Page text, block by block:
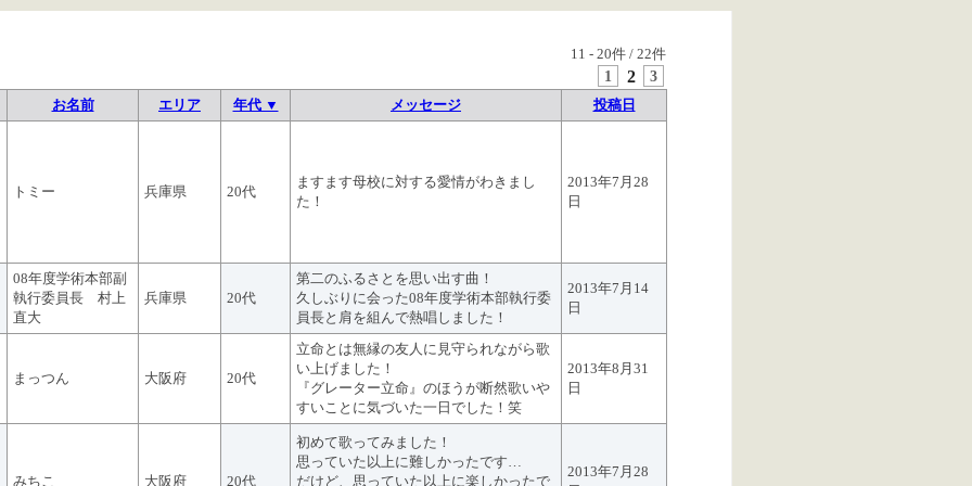
11 - 20件 / 22件
1 2 3
お名前 エリア 年代 ▼ メッセージ 投稿日
トミー 兵庫県 20代
ますます母校に対する愛情がわきまし
た！
2013年7月28
日
08年度学術本部副
執行委員長 村上
直大
兵庫県 20代
第二のふるさとを思い出す曲！
久しぶりに会った08年度学術本部執行委
員長と肩を組んで熱唱しました！
2013年7月14
日
まっつん 大阪府 20代
立命とは無縁の友人に見守られながら歌
い上げました！
『グレーター立命』のほうが断然歌いや
すいことに気づいた一日でした！笑
2013年8月31
日
みちこ 大阪府 20代
初めて歌ってみました！
思っていた以上に難しかったです…
だけど、思っていた以上に楽しかったで
2013年7月28